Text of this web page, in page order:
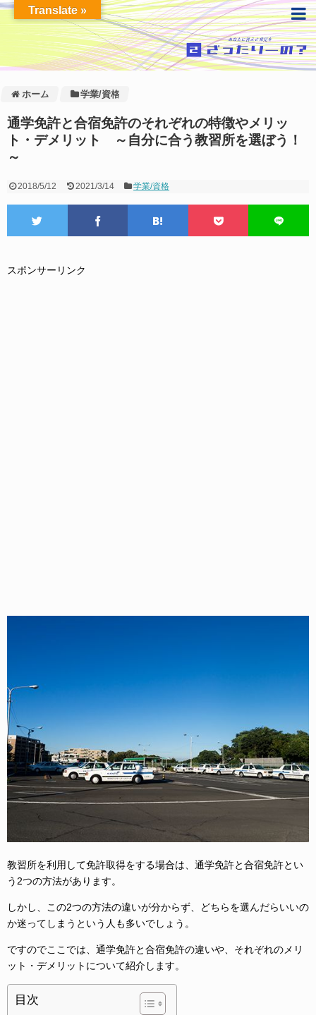
ホーム 学業/資格
通学免許と合宿免許のそれぞれの特徴やメリッ
ト・デメリット ～自分に合う教習所を選ぼう！
～
2018/5/12 2021/3/14 学業/資格
スポンサーリンク
教習所を利用して免許取得をする場合は、通学免許と合宿免許とい
う2つの方法があります。
しかし、この2つの方法の違いが分からず、どちらを選んだらいいの
か迷ってしまうという人も多いでしょう。
ですのでここでは、通学免許と合宿免許の違いや、それぞれのメリ
ット・デメリットについて紹介します。
目次
Translate »